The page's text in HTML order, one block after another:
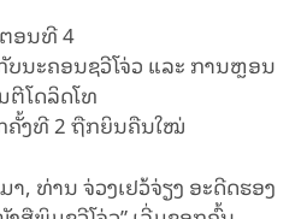
ຕອນ​ທີ 4
ກັບນະຄອນຊວີໂຈ່ວ ແລະ ການຫຼອນ
ຕີໂດລິດໂທ
ຄັ້ງທີ 2 ຖືກຍິນຄືນໃໝ່
, ທ່ານ ຈ່ວງເຢວ້ຈ່ຽງ ອະດີດຮອງ